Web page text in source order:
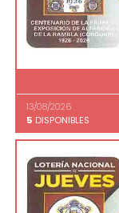
13/08/2026
5 DISPONIBLES